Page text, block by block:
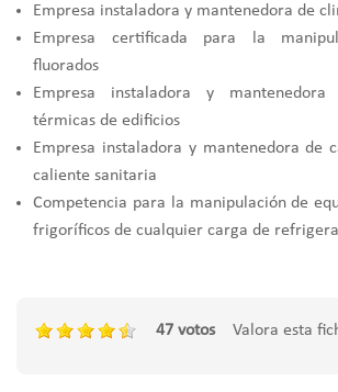
Empresa instaladora y mantenedora de
Empresa certificada para la
fluorados
Empresa instaladora y mantenedora
térmicas de edificios
Empresa instaladora y mantenedora de
caliente sanitaria
Competencia para la manipulación de
frigoríficos de cualquier carga de
Valora esta
47 votos